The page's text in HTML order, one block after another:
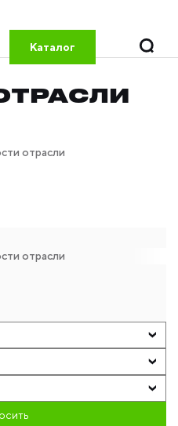
Каталог
отрасли
отрасли